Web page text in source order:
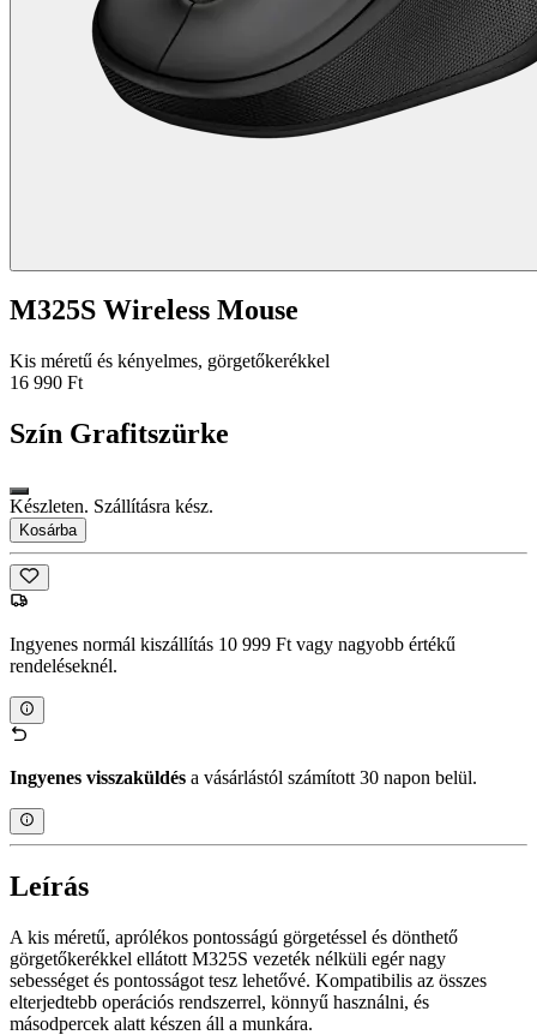
M325S Wireless Mouse
Kis méretű és kényelmes, görgetőkerékkel
16 990 Ft
Szín Grafitszürke
Készleten. Szállításra kész.
Kosárba
Ingyenes normál kiszállítás 10 999 Ft vagy nagyobb értékű
rendeléseknél.
Ingyenes visszaküldés a vásárlástól számított 30 napon belül.
Leírás
A kis méretű, aprólékos pontosságú görgetéssel és dönthető
görgetőkerékkel ellátott M325S vezeték nélküli egér nagy
sebességet és pontosságot tesz lehetővé. Kompatibilis az összes
elterjedtebb operációs rendszerrel, könnyű használni, és
másodpercek alatt készen áll a munkára.